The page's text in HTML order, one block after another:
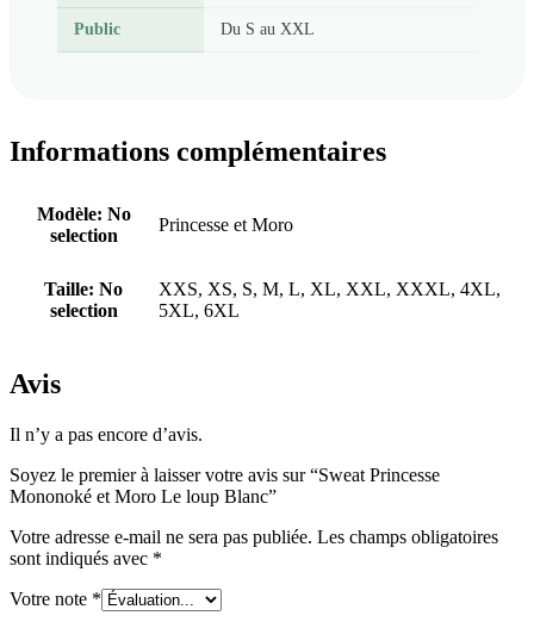
Public Du S au XXL
Informations complémentaires
Modèle: No
selection
Princesse et Moro
Taille: No
selection
XXS, XS, S, M, L, XL, XXL, XXXL, 4XL,
5XL, 6XL
Avis
Il n’y a pas encore d’avis.
Soyez le premier à laisser votre avis sur “Sweat Princesse
Mononoké et Moro Le loup Blanc”
Votre adresse e-mail ne sera pas publiée. Les champs obligatoires
sont indiqués avec *
Votre note *